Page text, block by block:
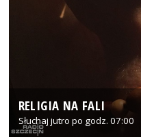
RELIGIA NA FALI
Słuchaj jutro po godz. 07:00